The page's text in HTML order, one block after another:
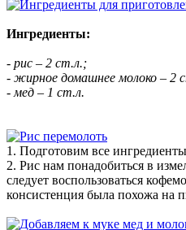
Ингредиенты:
- рис – 2 ст.л.;
- жирное домашнее молоко – 2
- мед – 1 ст.л.
1. Подготовим все
2. Рис нам понадобиться в
следует воспользоваться
консистенция была похожа на